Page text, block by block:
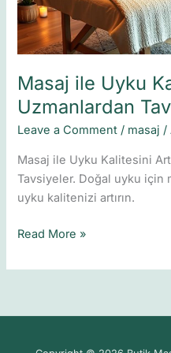
Masaj ile Uyku
Uzmanlardan
Leave a Comment / masaj /
Masaj ile Uyku Kalitesini
Tavsiyeler. Doğal uyku
uyku kalitenizi artırın.
Read More »